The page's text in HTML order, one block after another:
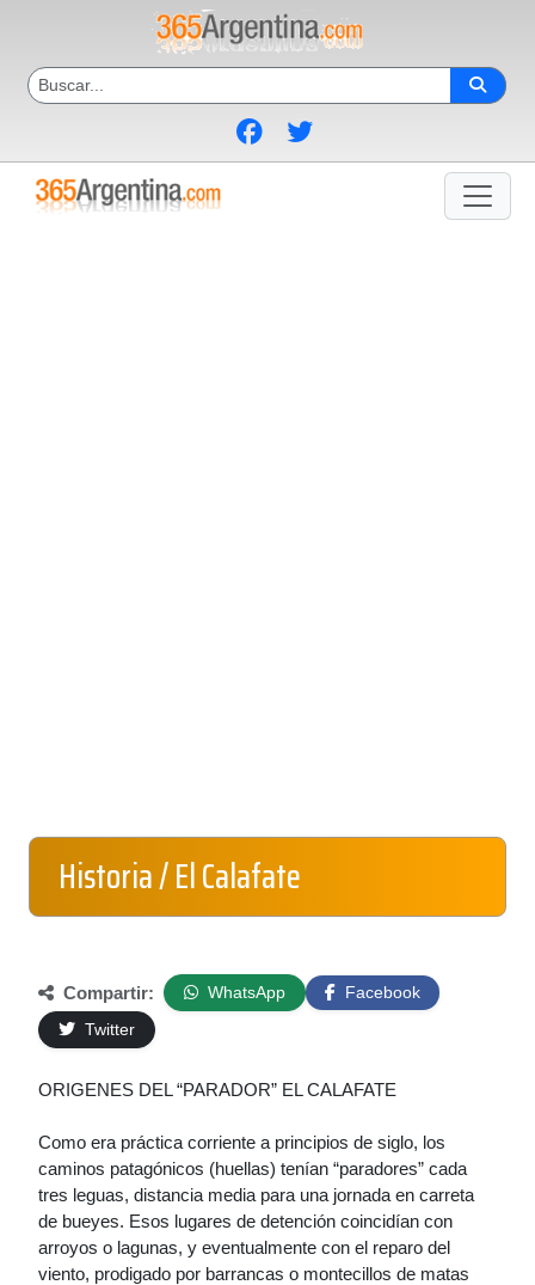
Historia / El Calafate
Compartir: WhatsApp
Facebook
Twitter
ORIGENES DEL “PARADOR” EL CALAFATE
Como era práctica corriente a principios de siglo, los
caminos patagónicos (huellas) tenían “paradores” cada
tres leguas, distancia media para una jornada en carreta
de bueyes. Esos lugares de detención coincidían con
arroyos o lagunas, y eventualmente con el reparo del
viento, prodigado por barrancas o montecillos de matas